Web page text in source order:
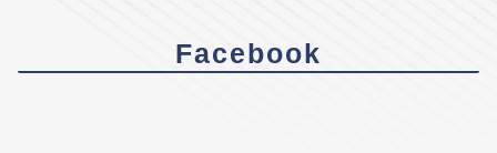
Facebook